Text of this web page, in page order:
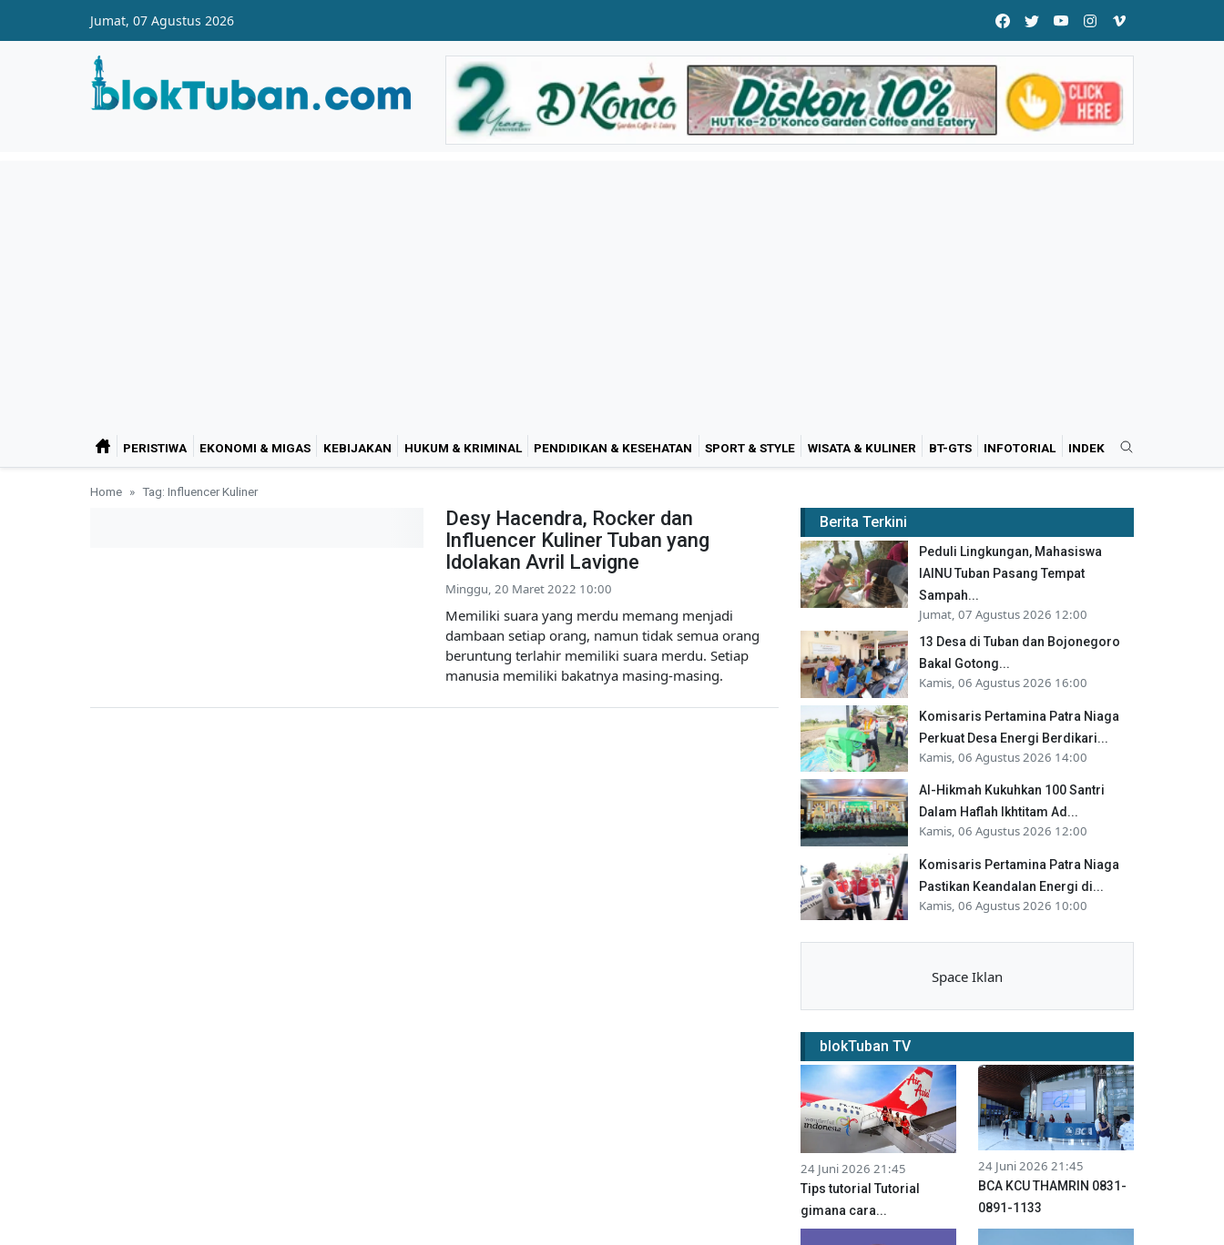
Jumat, 07 Agustus 2026
PERISTIWA EKONOMI & MIGAS KEBIJAKAN HUKUM & KRIMINAL PENDIDIKAN & KESEHATAN SPORT & STYLE WISATA & KULINER BT-GTS INFOTORIAL INDEK
Home Tag: Influencer Kuliner
Desy Hacendra, Rocker dan
Influencer Kuliner Tuban yang
Idolakan Avril Lavigne
Minggu, 20 Maret 2022 10:00
Memiliki suara yang merdu memang menjadi
dambaan setiap orang, namun tidak semua orang
beruntung terlahir memiliki suara merdu. Setiap
manusia memiliki bakatnya masing-masing.
Berita Terkini
Peduli Lingkungan, Mahasiswa
IAINU Tuban Pasang Tempat
Sampah...
Jumat, 07 Agustus 2026 12:00
13 Desa di Tuban dan Bojonegoro
Bakal Gotong...
Kamis, 06 Agustus 2026 16:00
Komisaris Pertamina Patra Niaga
Perkuat Desa Energi Berdikari...
Kamis, 06 Agustus 2026 14:00
Al-Hikmah Kukuhkan 100 Santri
Dalam Haflah Ikhtitam Ad...
Kamis, 06 Agustus 2026 12:00
Komisaris Pertamina Patra Niaga
Pastikan Keandalan Energi di...
Kamis, 06 Agustus 2026 10:00
Space Iklan
blokTuban TV
24 Juni 2026 21:45
Tips tutorial Tutorial
gimana cara...
24 Juni 2026 21:45
BCA KCU THAMRIN 0831-
0891-1133